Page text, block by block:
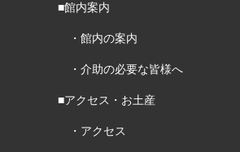
■館内案内
・館内の案内
・介助の必要な皆様へ
■アクセス・お土産
・アクセス